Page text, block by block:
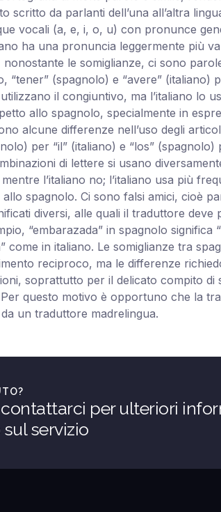
scritto da parlanti dell’una all’altra
vocali (a, e, i, o, u) con pronunce
ha una pronuncia leggermente più
nonostante le somiglianze, ci sono
“tener” (spagnolo) e “avere” (italiano)
il congiuntivo, ma l’italiano lo
allo spagnolo, specialmente in
alcune differenze nell’uso degli
per “il” (italiano) e “los” (spagnolo)
di lettere si usano
l’italiano no; l’italiano usa più
spagnolo. Ci sono falsi amici, cioè
diversi, alle quali il traduttore deve
“embarazada” in spagnolo significa
come in italiano. Le somiglianze tra
reciproco, ma le differenze
soprattutto per il delicato compito di
questo motivo è opportuno che la
un traduttore madrelingua.
per ulteriori
servizio